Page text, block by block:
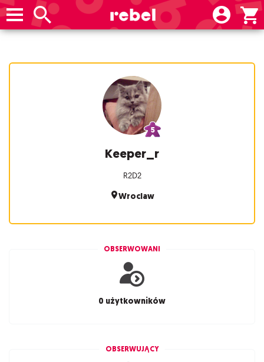
Keeper_r
R2D2
Wroclaw
OBSERWOWANI
0 użytkowników
OBSERWUJĄCY